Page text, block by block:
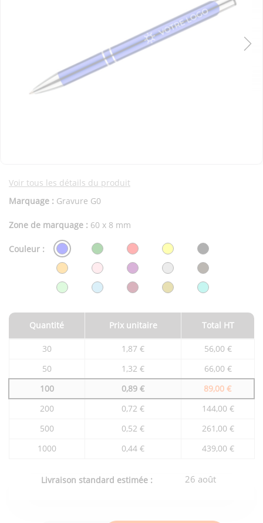
Voir tous les détails du produit
Marquage : Gravure G0
Zone de marquage : 60 x 8 mm
Couleur :
fonction
la
quantité
Quantité Prix unitaire Total HT
30 1,87 €
56,00 €
50
1,32 €
66,00 €
100
0,89 €
89,00 €
200
0,72 €
144,00 €
500
0,52 €
261,00 €
1000
0,44 € 439,00 €
Livraison standard estimée : 26 août